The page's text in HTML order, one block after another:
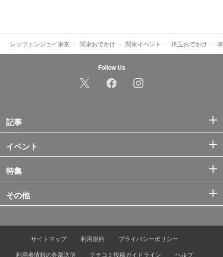
レッツエンジョイ東京 関東おでかけ 関東イベント 埼玉おでかけ
Follow Us
記事
イベント
特集
その他
サイトマップ 利用規約
プライバシーポリシー
利用者情報の外部送信
クチコミ投稿ガイドライン ヘルプ